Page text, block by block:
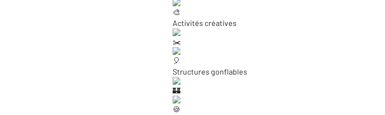
Activités créatives
Structures gonflables